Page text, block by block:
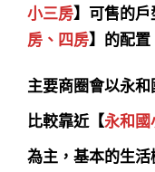
小三房】可售的
房、四房】的配置
主要商圈會以永
比較靠近【永和
為主，基本的生